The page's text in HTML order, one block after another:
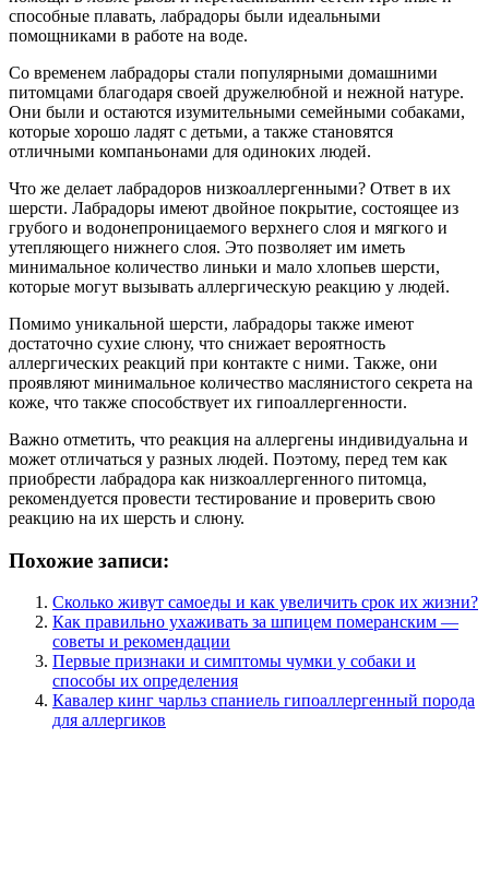
способные плавать, лабрадоры были идеальными
помощниками в работе на воде.
Со временем лабрадоры стали популярными домашними
питомцами благодаря своей дружелюбной и нежной натуре.
Они были и остаются изумительными семейными собаками,
которые хорошо ладят с детьми, а также становятся
отличными компаньонами для одиноких людей.
Что же делает лабрадоров низкоаллергенными? Ответ в их
шерсти. Лабрадоры имеют двойное покрытие, состоящее из
грубого и водонепроницаемого верхнего слоя и мягкого и
утепляющего нижнего слоя. Это позволяет им иметь
минимальное количество линьки и мало хлопьев шерсти,
которые могут вызывать аллергическую реакцию у людей.
Помимо уникальной шерсти, лабрадоры также имеют
достаточно сухие слюну, что снижает вероятность
аллергических реакций при контакте с ними. Также, они
проявляют минимальное количество маслянистого секрета на
коже, что также способствует их гипоаллергенности.
Важно отметить, что реакция на аллергены индивидуальна и
может отличаться у разных людей. Поэтому, перед тем как
приобрести лабрадора как низкоаллергенного питомца,
рекомендуется провести тестирование и проверить свою
реакцию на их шерсть и слюну.
Похожие записи:
Сколько живут самоеды и как увеличить срок их жизни?
Как правильно ухаживать за шпицем померанским —
советы и рекомендации
Первые признаки и симптомы чумки у собаки и
способы их определения
Кавалер кинг чарльз спаниель гипоаллергенный порода
для аллергиков